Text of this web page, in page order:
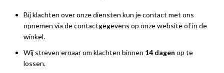
Bij klachten over onze diensten kun je contact met ons
opnemen via de contactgegevens op onze website of in de
winkel.
Wij streven ernaar om klachten binnen 14 dagen op te
lossen.